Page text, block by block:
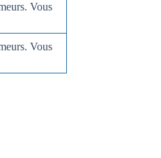
Vous
Vous